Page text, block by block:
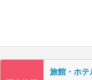
旅館・ホテ